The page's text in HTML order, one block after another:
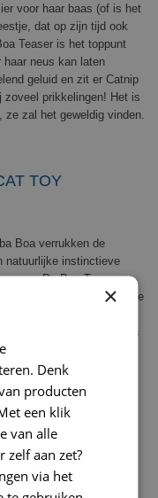
voor haar baas (of is het
dat op zijn tijd ook
Teaser is het toppunt
neus kan laten
geluid en zit er Catnip
zoveel prikkelingen! Het is
zal het geweldig vinden.
TOY
Boa verrukken de
natuurlijke instinctieve
De Boa Teaser
die katten in extase
North American Catnip,
actief spel. Het speeltje is
bij uw bestelling aan
×
Denk
producten
een klik
van alle
zelf aan zet?
via het